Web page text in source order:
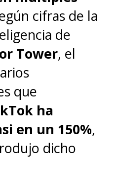
de una
CEO de TikTok,
a vender la
cortos y
operando en
actuado de
para defender
cifras de la
de
Tower, el
que
ha
en un 150%,
dicho